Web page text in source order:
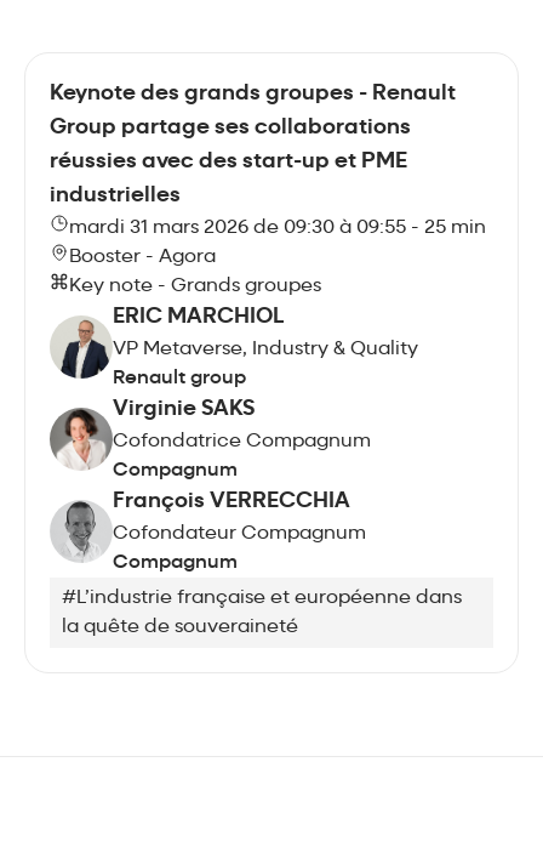
Keynote des grands groupes - Renault
Group partage ses collaborations
réussies avec des start-up et PME
industrielles
mardi 31 mars 2026 de 09:30 à 09:55 - 25 min
Booster - Agora
Key note - Grands groupes
ERIC MARCHIOL
VP Metaverse, Industry & Quality
Renault group
Virginie SAKS
Cofondatrice Compagnum
Compagnum
François VERRECCHIA
Cofondateur Compagnum
Compagnum
#L’industrie française et européenne dans
la quête de souveraineté